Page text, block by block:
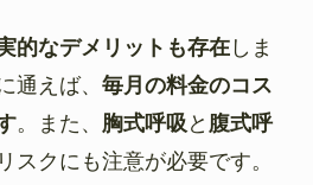
的なデメリットも存在しま
通えば、 毎月の料金のコス
。また、 胸式呼吸 と 腹式呼
スクにも注意が必要です。